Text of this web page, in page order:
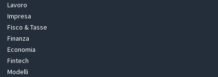
Lavoro
Impresa
Fisco & Tasse
Finanza
Economia
Fintech
Modelli